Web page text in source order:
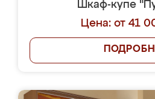
Шкаф-купе
Цена: от 41